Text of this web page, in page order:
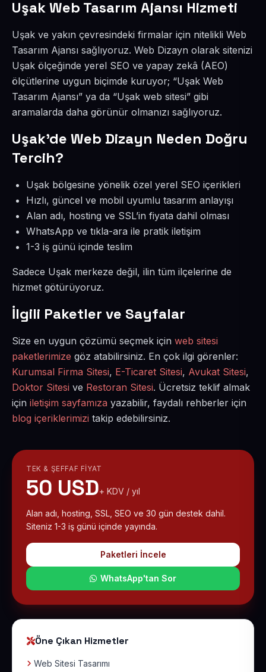
Uşak Web Tasarım Ajansı Hizmeti
Uşak ve yakın çevresindeki firmalar için nitelikli Web
Tasarım Ajansı sağlıyoruz. Web Dizayn olarak sitenizi
Uşak ölçeğinde yerel SEO ve yapay zekâ (AEO)
ölçütlerine uygun biçimde kuruyor; “Uşak Web
Tasarım Ajansı” ya da “Uşak web sitesi” gibi
aramalarda daha görünür olmanızı sağlıyoruz.
Uşak’de Web Dizayn Neden Doğru
Tercih?
Uşak bölgesine yönelik özel yerel SEO içerikleri
Hızlı, güncel ve mobil uyumlu tasarım anlayışı
Alan adı, hosting ve SSL’in fiyata dahil olması
WhatsApp ve tıkla-ara ile pratik iletişim
1-3 iş günü içinde teslim
Sadece Uşak merkeze değil, ilin tüm ilçelerine de
hizmet götürüyoruz.
İlgili Paketler ve Sayfalar
Size en uygun çözümü seçmek için web sitesi
paketlerimize göz atabilirsiniz. En çok ilgi görenler:
Kurumsal Firma Sitesi, E-Ticaret Sitesi, Avukat Sitesi,
Doktor Sitesi ve Restoran Sitesi. Ücretsiz teklif almak
için iletişim sayfamıza yazabilir, faydalı rehberler için
blog içeriklerimizi takip edebilirsiniz.
TEK & ŞEFFAF FIYAT
50 USD+ KDV / yıl
Alan adı, hosting, SSL, SEO ve 30 gün destek dahil.
Siteniz 1-3 iş günü içinde yayında.
Paketleri İncele
WhatsApp'tan Sor
Öne Çıkan Hizmetler
Web Sitesi Tasarımı